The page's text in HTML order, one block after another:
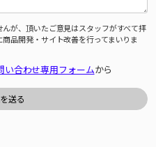
が、頂いたご意見はスタッフがすべて拝
品開発・サイト改善を行ってまいりま
い合わせ専用フォームから